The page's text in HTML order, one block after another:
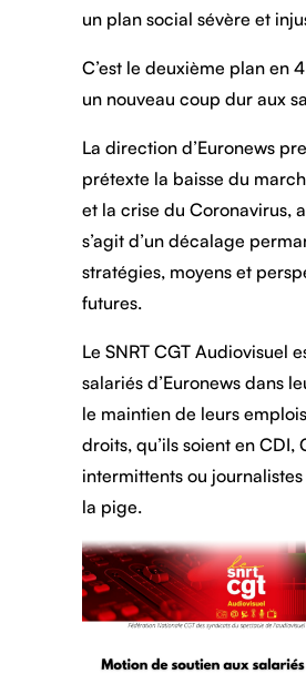
un plan social sévère et
C’est le deuxième plan en
un nouveau coup dur aux
La direction d’Euronews
prétexte la baisse du
et la crise du Coronavirus,
s’agit d’un décalage
stratégies, moyens et
futures.
Le SNRT CGT Audiovisuel
salariés d’Euronews dans
le maintien de leurs
droits, qu’ils soient en CDI,
intermittents ou
la pige.